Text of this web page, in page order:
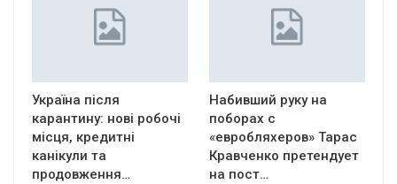
Україна після
карантину: нові робочі
місця, кредитні
канікули та
продовження…
Набивший руку на
поборах с
«евробляхеров» Тарас
Кравченко претендует
на пост…